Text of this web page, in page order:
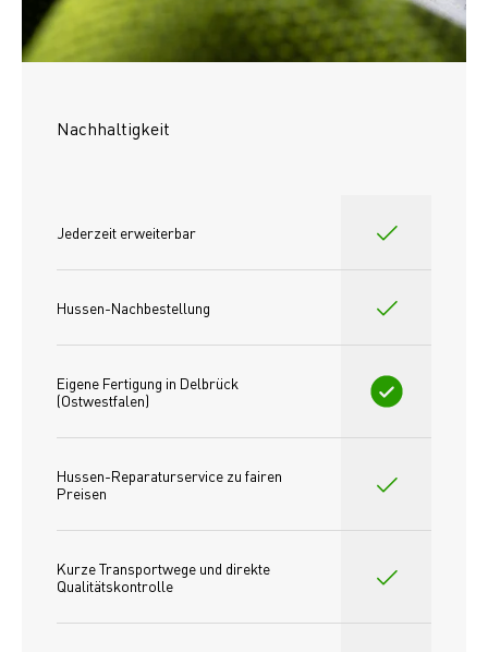
Nachhaltigkeit
Jederzeit erweiterbar
Hussen-Nachbestellung
Eigene Fertigung in Delbrück
(Ostwestfalen)
Hussen-Reparaturservice zu fairen
Preisen​
Kurze Transportwege und direkte
Qualitätskontrolle